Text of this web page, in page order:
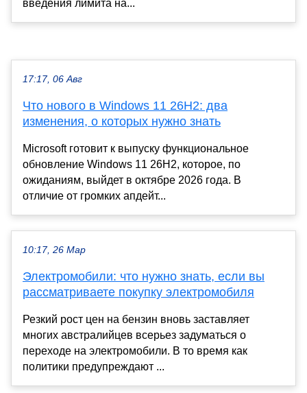
введения лимита на...
17:17, 06 Авг
Что нового в Windows 11 26H2: два
изменения, о которых нужно знать
Microsoft готовит к выпуску функциональное
обновление Windows 11 26H2, которое, по
ожиданиям, выйдет в октябре 2026 года. В
отличие от громких апдейт...
10:17, 26 Мар
Электромобили: что нужно знать, если вы
рассматриваете покупку электромобиля
Резкий рост цен на бензин вновь заставляет
многих австралийцев всерьез задуматься о
переходе на электромобили. В то время как
политики предупреждают ...